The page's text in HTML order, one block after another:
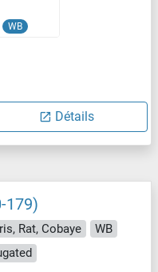
WB
Détails
179)
Rat, Cobaye
WB